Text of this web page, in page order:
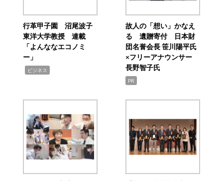
行革甲子園 沼尾波子
東洋大学教授 連載
「よんななエコノミ
ー」
ビジネス
故人の「想い」かなえ
る 遺贈寄付 日本財
団名誉会長 笹川陽平氏
×フリーアナウンサー
長野智子氏
PR